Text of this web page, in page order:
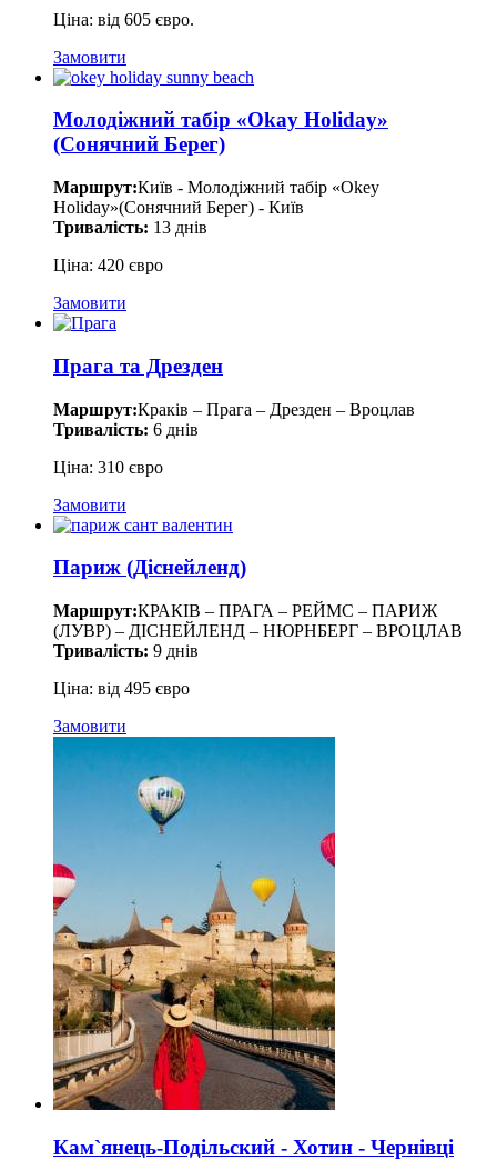
Ціна: від 605 євро.
Замовити
Молодіжний табір «Okay Holiday»
(Сонячний Берег)
Маршрут:Київ - Молодіжний табір «Okey
Holiday»(Сонячний Берег) - Київ
Тривалість: 13 днів
Ціна: 420 євро
Замовити
Прага та Дрезден
Маршрут:Краків – Прага – Дрезден – Вроцлав
Тривалість: 6 днів
Ціна: 310 євро
Замовити
Париж (Діснейленд)
Маршрут:КРАКІВ – ПРАГА – РЕЙМС – ПАРИЖ
(ЛУВР) – ДІСНЕЙЛЕНД – НЮРНБЕРГ – ВРОЦЛАВ
Тривалість: 9 днів
Ціна: від 495 євро
Замовити
Кам`янець-Подільский - Хотин - Чернівці